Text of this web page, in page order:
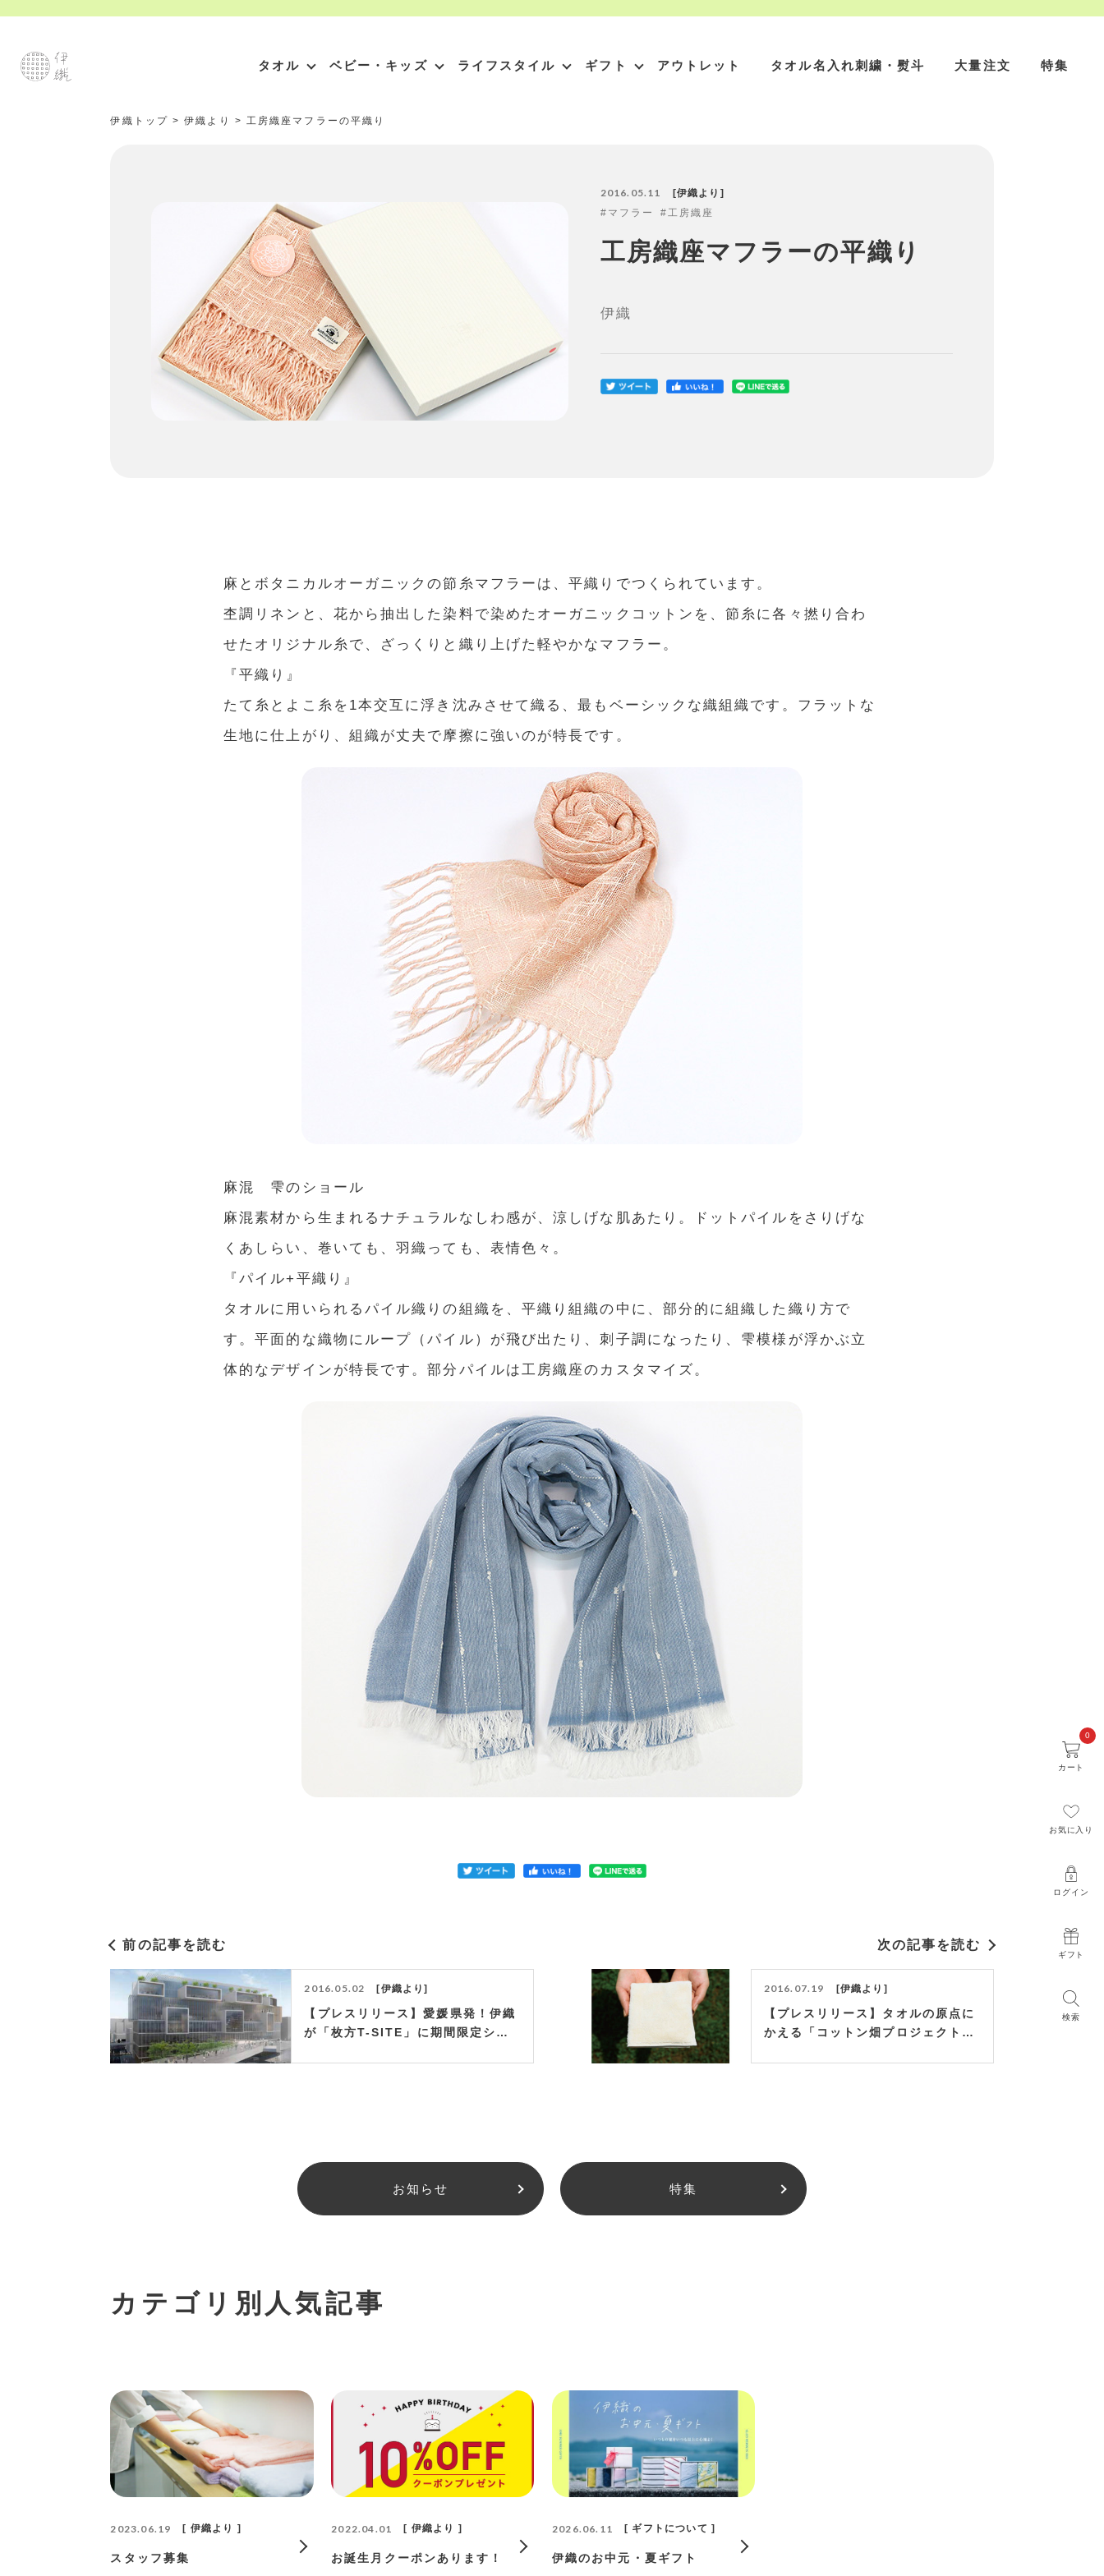
タオル ベビー・キッズ ライフスタイル ギフト アウトレット タオル名入れ刺繍・熨斗 大量注文 特集
伊織トップ >伊織より > 工房織座マフラーの平織り
検索
ギフト
ログイン
お気に入り
カート
0
2016.05.11
伊織より
マフラー
工房織座
工房織座マフラーの平織り
伊織
麻とボタニカルオーガニックの節糸マフラーは、平織りでつくられています。
杢調リネンと、花から抽出した染料で染めたオーガニックコットンを、節糸に各々撚り合わ
せたオリジナル糸で、ざっくりと織り上げた軽やかなマフラー。
『平織り』
たて糸とよこ糸を1本交互に浮き沈みさせて織る、最もベーシックな織組織です。フラットな
生地に仕上がり、組織が丈夫で摩擦に強いのが特長です。
麻混 雫のショール
麻混素材から生まれるナチュラルなしわ感が、涼しげな肌あたり。ドットパイルをさりげな
くあしらい、巻いても、羽織っても、表情色々。
『パイル+平織り』
タオルに用いられるパイル織りの組織を、平織り組織の中に、部分的に組織した織り方で
す。平面的な織物にループ（パイル）が飛び出たり、刺子調になったり、雫模様が浮かぶ立
体的なデザインが特長です。部分パイルは工房織座のカスタマイズ。
前の記事を読む
2016.05.02 伊織より
【プレスリリース】愛媛県発！伊織
が「枚方T-SITE」に期間限定ショ
次の記事を読む
2016.07.19 伊織より
【プレスリリース】タオルの原点に
かえる「コットン畑プロジェクト」
お知らせ 特集
カテゴリ別人気記事
2023.06.19 伊織より
スタッフ募集
2022.04.01 伊織より
お誕生月クーポンあります！
2026.06.11 ギフトについて
伊織のお中元・夏ギフト